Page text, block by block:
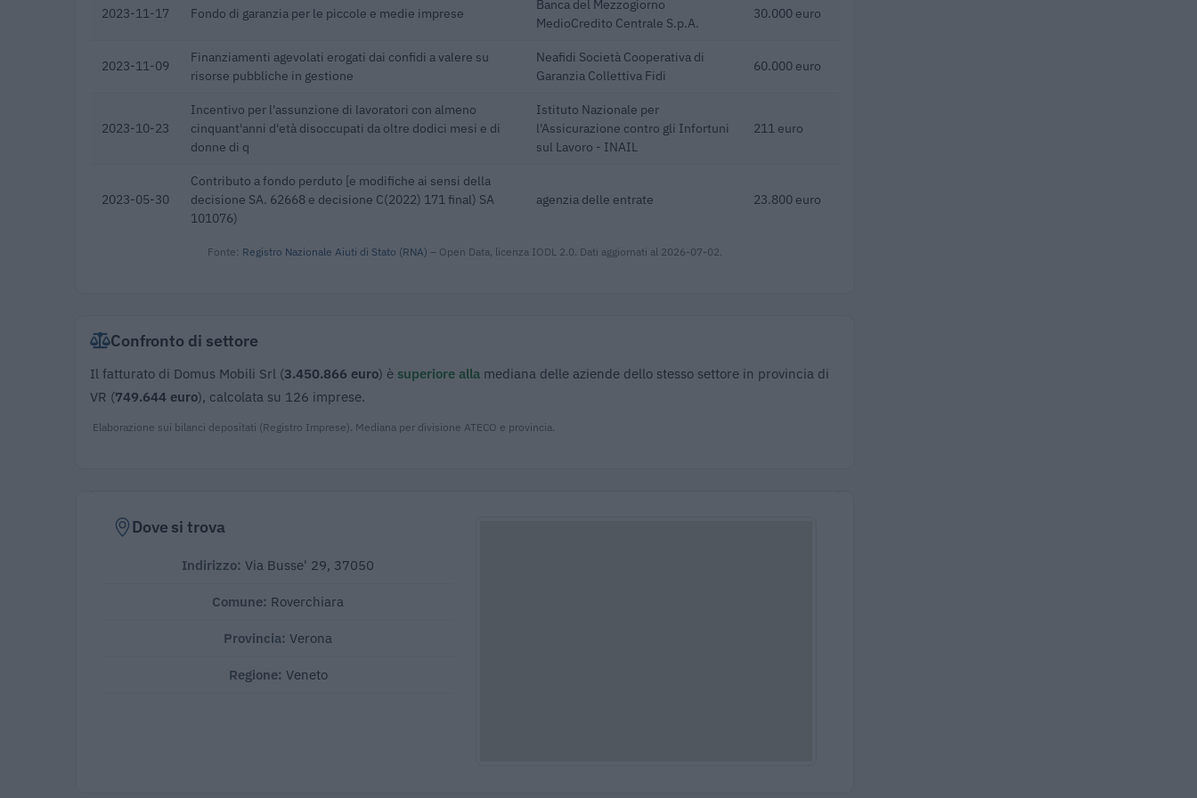
2023-11-17 Fondo di garanzia per le piccole e medie imprese
Banca del Mezzogiorno
MedioCredito Centrale S.p.A.
30.000 euro
2023-11-09
Finanziamenti agevolati erogati dai confidi a valere su
risorse pubbliche in gestione
Neafidi Società Cooperativa di
Garanzia Collettiva Fidi
60.000 euro
2023-10-23
Incentivo per l'assunzione di lavoratori con almeno
cinquant'anni d'età disoccupati da oltre dodici mesi e di
donne di q
Istituto Nazionale per
l'Assicurazione contro gli Infortuni
sul Lavoro - INAIL
211 euro
2023-05-30
Contributo a fondo perduto [e modifiche ai sensi della
decisione SA. 62668 e decisione C(2022) 171 final) SA
101076)
agenzia delle entrate 23.800 euro
Fonte: Registro Nazionale Aiuti di Stato (RNA) – Open Data, licenza IODL 2.0. Dati aggiornati al 2026-07-02.
Confronto di settore
Il fatturato di Domus Mobili Srl (3.450.866 euro) è superiore alla mediana delle aziende dello stesso settore in provincia di
VR (749.644 euro), calcolata su 126 imprese.
Elaborazione sui bilanci depositati (Registro Imprese). Mediana per divisione ATECO e provincia.
Dove si trova
Indirizzo: Via Busse' 29, 37050
Comune: Roverchiara
Provincia:Verona
Regione: Veneto